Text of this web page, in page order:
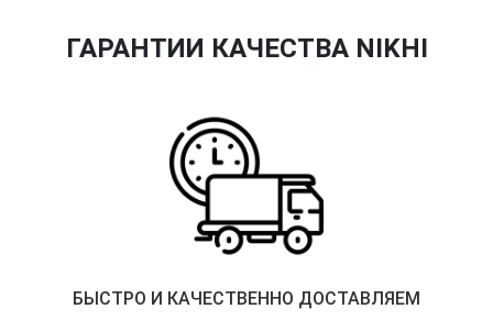
ГАРАНТИИ КАЧЕСТВА NIKHI
БЫСТРО И КАЧЕСТВЕННО ДОСТАВЛЯЕМ